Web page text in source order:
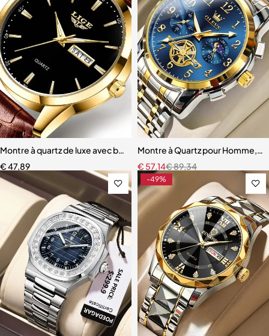
Montre à quartz de luxe avec bracelet en cuir pour homme
€47,89
Montre à Quartz pour Homme,
€89,34
€ 57,14
-49%